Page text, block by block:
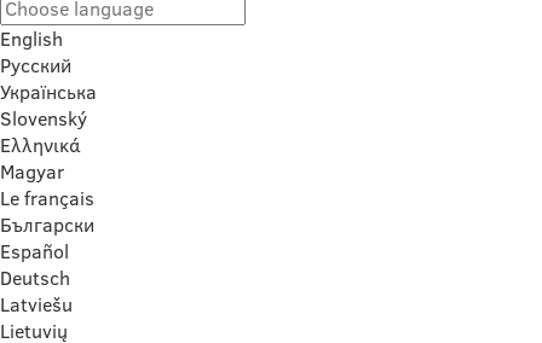
English
Русский
Українська
Slovenský
Ελληνικά
Magyar
Le français
Български
Español
Deutsch
Latviešu
Lietuvių